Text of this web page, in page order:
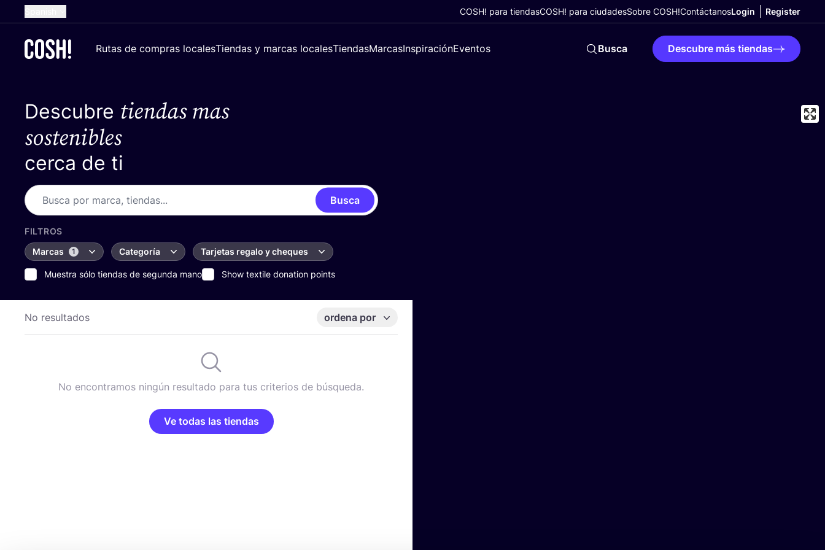
Dutch
German
COSH! para tiendasCOSH! para ciudadesSobre COSH!ContáctanosLogin Register
Rutas de compras localesTiendas y marcas localesTiendasMarcasInspiraciónEventos Busca Descubre más tiendas
Descubre tiendas mas
sostenibles
cerca de ti
Busca
FILTROS
Marcas
1 Categoría Tarjetas regalo y cheques
Muestra sólo tiendas de segunda mano Show textile donation points
No resultados ordena por
No encontramos ningún resultado para tus criterios de búsqueda.
Ve todas las tiendas